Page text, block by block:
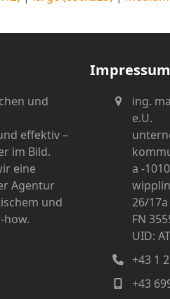
und
effektiv –
im Bild.
eine
Agentur
und
Impressum
ing.
e.U.
a -
26/17a
FN
UID:
+43 1
+43